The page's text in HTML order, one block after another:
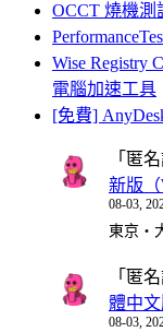
OCCT 燒機測
Wise Registry
電腦加速工具
[免費]
「 匿
新版（
08-03,
東京・
「 匿
體中文
08-03,